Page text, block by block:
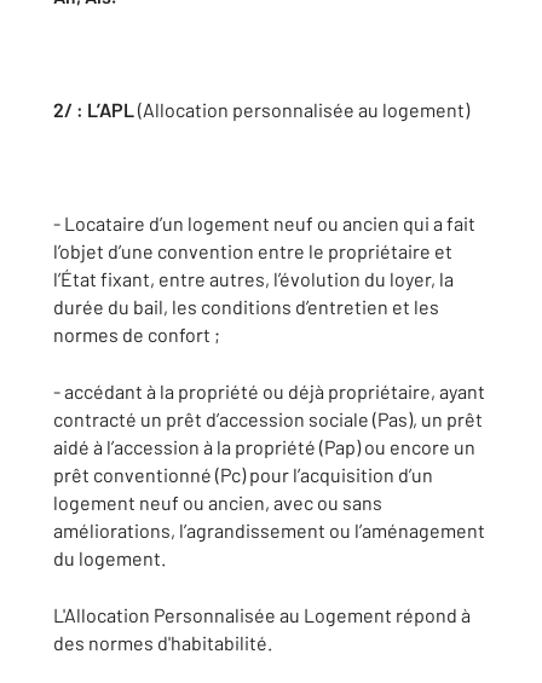
2/ : L’APL(Allocation personnalisée au logement)
- Locataire d’un logement neuf ou ancien qui a fait
l’objet d’une convention entre le propriétaire et
l’État fixant, entre autres, l’évolution du loyer, la
durée du bail, les conditions d’entretien et les
normes de confort ;
- accédant à la propriété ou déjà propriétaire, ayant
contracté un prêt d’accession sociale (Pas), un prêt
aidé à l’accession à la propriété (Pap) ou encore un
prêt conventionné (Pc) pour l’acquisition d’un
logement neuf ou ancien, avec ou sans
améliorations, l’agrandissement ou l’aménagement
du logement.
L'Allocation Personnalisée au Logement répond à
des normes d'habitabilité.